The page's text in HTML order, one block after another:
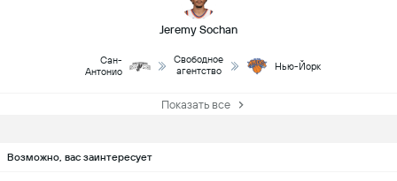
Jeremy Sochan
Сан-
Антонио
Свободное
агентство
Нью-Йорк
Показать все
Возможно, вас заинтересует